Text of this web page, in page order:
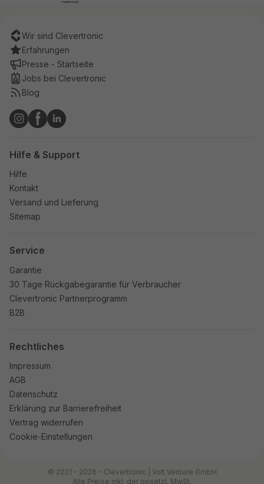
Wir sind Clevertronic
Erfahrungen
Presse - Startseite
Jobs bei Clevertronic
Blog
Hilfe & Support
Hilfe
Kontakt
Versand und Lieferung
Sitemap
Service
Garantie
30 Tage Rückgabegarantie für Verbraucher
Clevertronic Partnerprogramm
B2B
Rechtliches
Impressum
AGB
Datenschutz
Erklärung zur Barrierefreiheit
Vertrag widerrufen
Cookie-Einstellungen
© 2021 - 2026 - Clevertronic | Volt Venture GmbH
Alle Preise inkl. der gesetzl. MwSt.